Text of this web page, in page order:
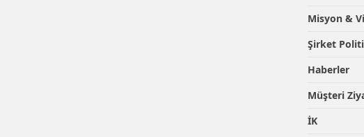
Misyon &
Şirket
Haberler
Müşteri
İK